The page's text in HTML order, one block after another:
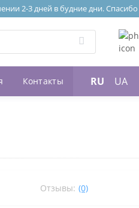
2-3 дней в будние дни.
Контакты RU UA
Отзывы: (0)